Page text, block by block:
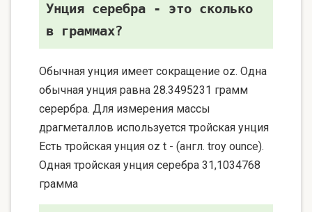
Унция серебра - это сколько
в граммах?
Обычная унция имеет сокращение oz. Одна
обычная унция равна 28.3495231 грамм
серербра. Для измерения массы
драгметаллов используется тройская унция
Есть тройская унция oz t - (англ. troy ounce).
Одная тройская унция серебра 31,1034768
грамма